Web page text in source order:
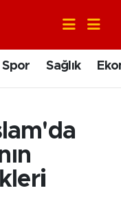
Spor Sağlık
Fikstür